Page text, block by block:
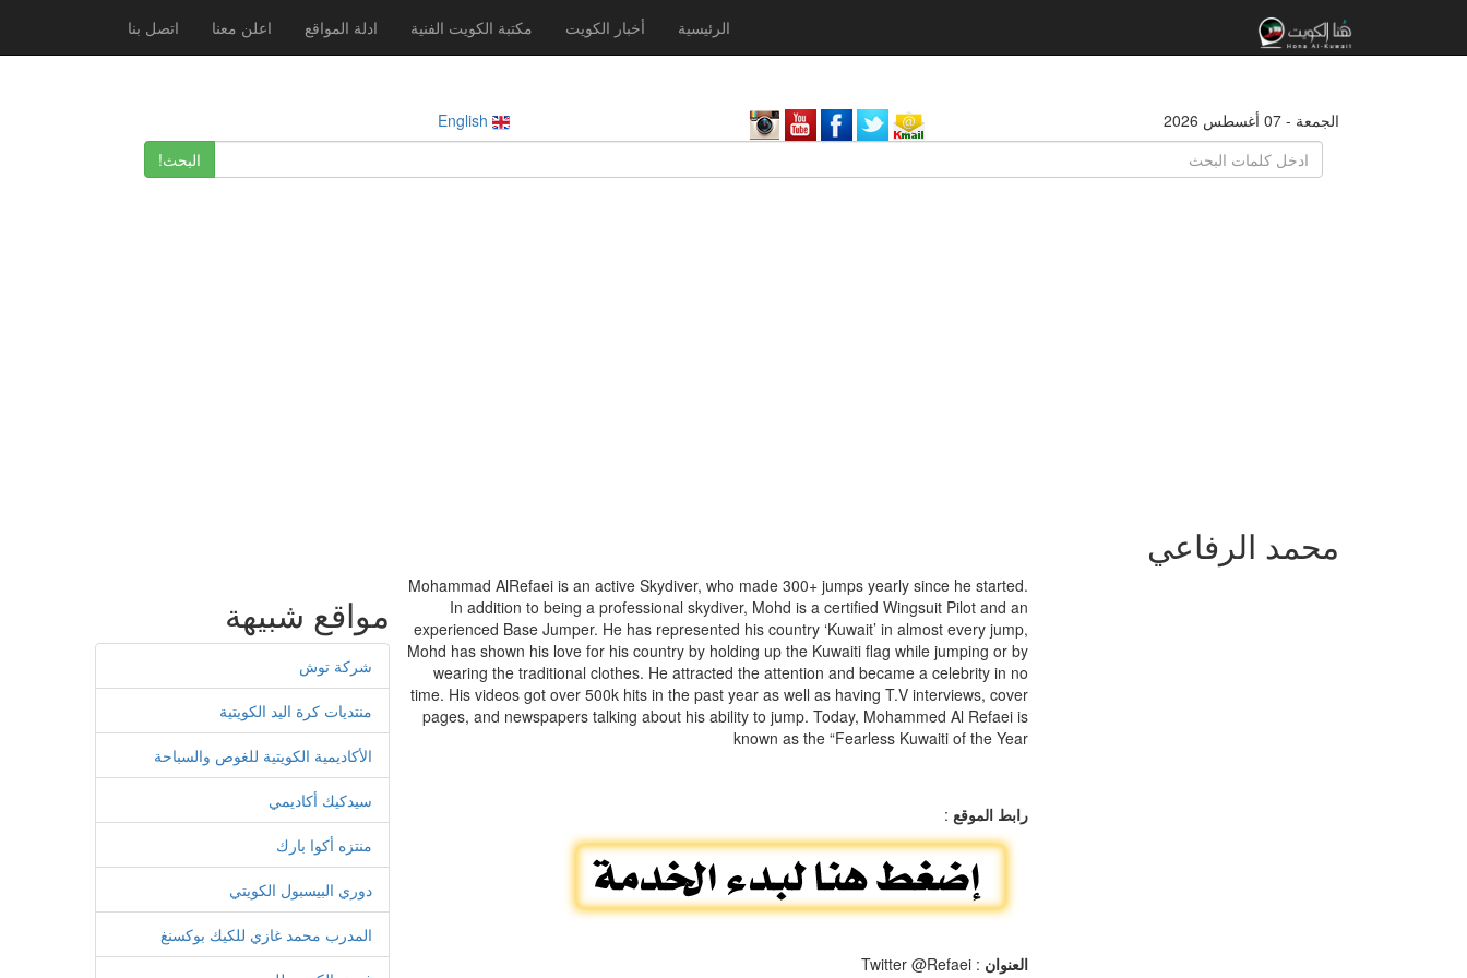
الرئيسية أخبار الكويت مكتبة الكويت الفنية ادلة المواقع اعلن معنا اتصل بنا
الجمعة - 07 أغسطس 2026
البحث!
محمد الرفاعي
Mohammad AlRefaei is an active Skydiver, who made 300+ jumps yearly since he started.
In addition to being a professional skydiver, Mohd is a certified Wingsuit Pilot and an
experienced Base Jumper. He has represented his country ‘Kuwait’ in almost every jump,
Mohd has shown his love for his country by holding up the Kuwaiti flag while jumping or by
wearing the traditional clothes. He attracted the attention and became a celebrity in no
time. His videos got over 500k hits in the past year as well as having T.V interviews, cover
pages, and newspapers talking about his ability to jump. Today, Mohammed Al Refaei is
known as the “Fearless Kuwaiti of the Year
رابط الموقع :
العنوان : Twitter @Refaei
مواقع شبيهة
شركة توش
منتديات كرة اليد الكويتية
الأكاديمية الكويتية للغوص والسباحة
سيدكيك أكاديمي
منتزه أكوا بارك
دوري البيسبول الكويتي
المدرب محمد غازي للكيك بوكسنغ